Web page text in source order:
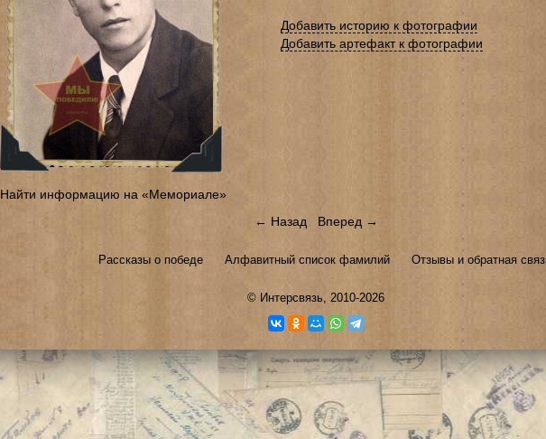
Найти информацию на «Мемориале»
Добавить историю к фотографии
Добавить артефакт к фотографии
← Назад Вперед →
Рассказы о победе Алфавитный список фамилий Отзывы и обратная
© Интерсвязь, 2010-2026